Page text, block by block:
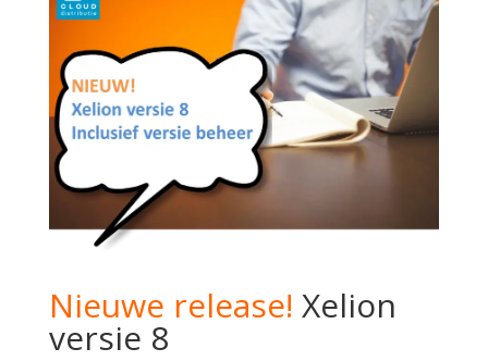
Nieuwe release! Xelion
versie 8